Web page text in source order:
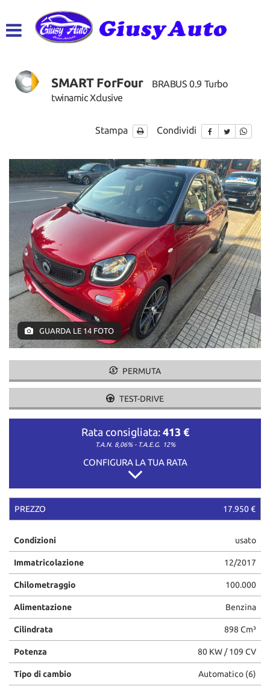
ACQUISTIAMO USATO
CONTATTI
SMART ForFour
BRABUS 0.9 Turbo
twinamic Xclusive
Stampa Condividi
GUARDA LE 14 FOTO
PERMUTA
TEST-DRIVE
Rata consigliata: 413 €
T.A.N. 8,06% - T.A.E.G. 12%
CONFIGURA LA TUA RATA
PREZZO 17.950 €
Condizioni usato
Immatricolazione 12/2017
Chilometraggio 100.000
Alimentazione Benzina
Cilindrata 898 Cm³
Potenza 80 KW / 109 CV
Tipo di cambio Automatico (6)